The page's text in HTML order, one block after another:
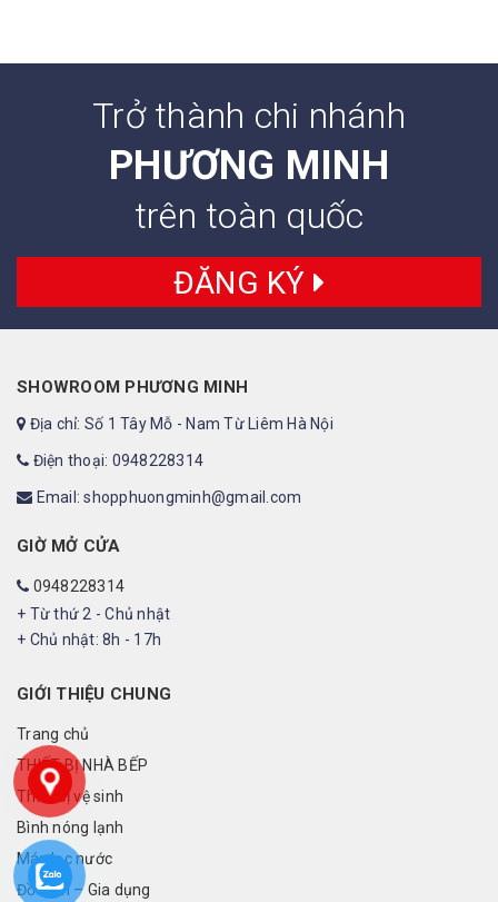
Trở thành chi nhánh
PHƯƠNG MINH
trên toàn quốc
ĐĂNG KÝ
SHOWROOM PHƯƠNG MINH
Địa chỉ: Số 1 Tây Mỗ - Nam Từ Liêm Hà Nội
Điện thoại: 0948228314
Email: shopphuongminh@gmail.com
GIỜ MỞ CỬA
0948228314
+ Từ thứ 2 - Chủ nhật
+ Chủ nhật: 8h - 17h
GIỚI THIỆU CHUNG
Trang chủ
THIẾT BỊ NHÀ BẾP
Thiết bị vệ sinh
Bình nóng lạnh
Máy lọc nước
Đồ điện – Gia dụng